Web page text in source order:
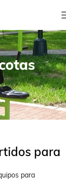
para
para